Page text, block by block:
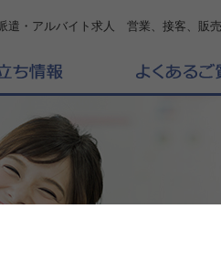
遣・アルバイト求人 営業、接客、販